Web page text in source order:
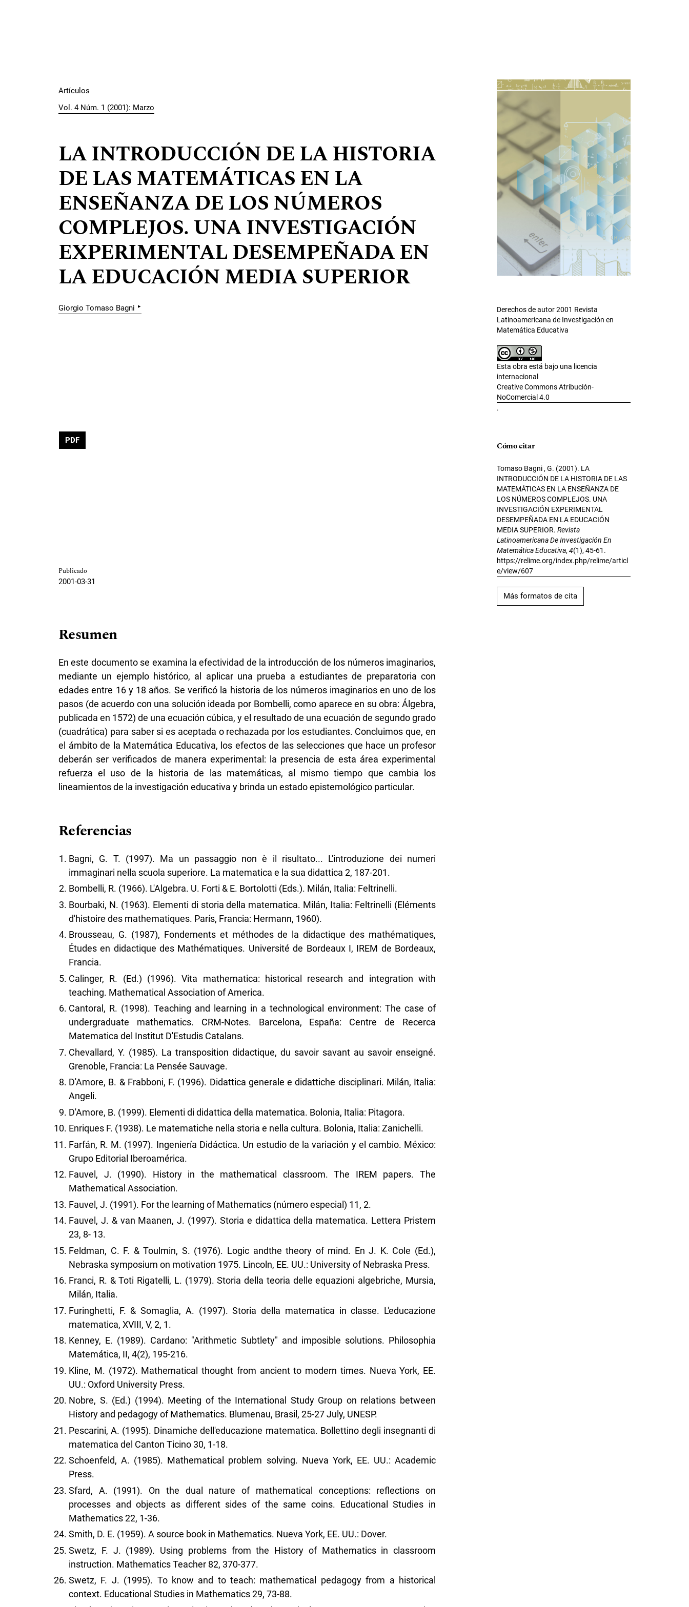
Artículos
Vol. 4 Núm. 1 (2001): Marzo
LA INTRODUCCIÓN DE LA HISTORIA
DE LAS MATEMÁTICAS EN LA
ENSEÑANZA DE LOS NÚMEROS
COMPLEJOS. UNA INVESTIGACIÓN
EXPERIMENTAL DESEMPEÑADA EN
LA EDUCACIÓN MEDIA SUPERIOR
Giorgio Tomaso Bagni ▸
PDF
Publicado
2001-03-31
Resumen
En este documento se examina la efectividad de la introducción de los números imaginarios,
mediante un ejemplo histórico, al aplicar una prueba a estudiantes de preparatoria con
edades entre 16 y 18 años. Se verificó la historia de los números imaginarios en uno de los
pasos (de acuerdo con una solución ideada por Bombelli, como aparece en su obra: Álgebra,
publicada en 1572) de una ecuación cúbica, y el resultado de una ecuación de segundo grado
(cuadrática) para saber si es aceptada o rechazada por los estudiantes. Concluimos que, en
el ámbito de la Matemática Educativa, los efectos de las selecciones que hace un profesor
deberán ser verificados de manera experimental: la presencia de esta área experimental
refuerza el uso de la historia de las matemáticas, al mismo tiempo que cambia los
lineamientos de la investigación educativa y brinda un estado epistemológico particular.
Referencias
Bagni, G. T. (1997). Ma un passaggio non è il risultato... L'introduzione dei numeri
immaginari nella scuola superiore. La matematica e la sua didattica 2, 187-201.
Bombelli, R. (1966). L'Algebra. U. Forti & E. Bortolotti (Eds.). Milán, Italia: Feltrinelli.
Bourbaki, N. (1963). Elementi di storia della matematica. Milán, Italia: Feltrinelli (Eléments
d'histoire des mathematiques. París, Francia: Hermann, 1960).
Brousseau, G. (1987), Fondements et méthodes de la didactique des mathématiques,
Études en didactique des Mathématiques. Université de Bordeaux I, IREM de Bordeaux,
Francia.
Calinger, R. (Ed.) (1996). Vita mathematica: historical research and integration with
teaching. Mathematical Association of America.
Cantoral, R. (1998). Teaching and learning in a technological environment: The case of
undergraduate mathematics. CRM-Notes. Barcelona, España: Centre de Recerca
Matematica del Institut D'Estudis Catalans.
Chevallard, Y. (1985). La transposition didactique, du savoir savant au savoir enseigné.
Grenoble, Francia: La Pensée Sauvage.
D'Amore, B. & Frabboni, F. (1996). Didattica generale e didattiche disciplinari. Milán, Italia:
Angeli.
D'Amore, B. (1999). Elementi di didattica della matematica. Bolonia, Italia: Pitagora.
Enriques F. (1938). Le matematiche nella storia e nella cultura. Bolonia, Italia: Zanichelli.
Farfán, R. M. (1997). Ingeniería Didáctica. Un estudio de la variación y el cambio. México:
Grupo Editorial Iberoamérica.
Fauvel, J. (1990). History in the mathematical classroom. The IREM papers. The
Mathematical Association.
Fauvel, J. (1991). For the learning of Mathematics (número especial) 11, 2.
Fauvel, J. & van Maanen, J. (1997). Storia e didattica della matematica. Lettera Pristem
23, 8- 13.
Feldman, C. F. & Toulmin, S. (1976). Logic andthe theory of mind. En J. K. Cole (Ed.),
Nebraska symposium on motivation 1975. Lincoln, EE. UU.: University of Nebraska Press.
Franci, R. & Toti Rigatelli, L. (1979). Storia della teoria delle equazioni algebriche, Mursia,
Milán, Italia.
Furinghetti, F. & Somaglia, A. (1997). Storia della matematica in classe. L'educazione
matematica, XVIII, V, 2, 1.
Kenney, E. (1989). Cardano: "Arithmetic Subtlety" and imposible solutions. Philosophia
Matemática, II, 4(2), 195-216.
Kline, M. (1972). Mathematical thought from ancient to modern times. Nueva York, EE.
UU.: Oxford University Press.
Nobre, S. (Ed.) (1994). Meeting of the International Study Group on relations between
History and pedagogy of Mathematics. Blumenau, Brasil, 25-27 July, UNESP.
Pescarini, A. (1995). Dinamiche dell'educazione matematica. Bollettino degli insegnanti di
matematica del Canton Ticino 30, 1-18.
Schoenfeld, A. (1985). Mathematical problem solving. Nueva York, EE. UU.: Academic
Press.
Sfard, A. (1991). On the dual nature of mathematical conceptions: reflections on
processes and objects as different sides of the same coins. Educational Studies in
Mathematics 22, 1-36.
Smith, D. E. (1959). A source book in Mathematics. Nueva York, EE. UU.: Dover.
Swetz, F. J. (1989). Using problems from the History of Mathematics in classroom
instruction. Mathematics Teacher 82, 370-377.
Swetz, F. J. (1995). To know and to teach: mathematical pedagogy from a historical
context. Educational Studies in Mathematics 29, 73-88.
Imagen de portada
Derechos de autor 2001 Revista
Latinoamericana de Investigación en
Matemática Educativa
Esta obra está bajo una licencia
internacional
Creative Commons Atribución-
NoComercial 4.0
.
Cómo citar
Tomaso Bagni , G. (2001). LA
INTRODUCCIÓN DE LA HISTORIA DE LAS
MATEMÁTICAS EN LA ENSEÑANZA DE
LOS NÚMEROS COMPLEJOS. UNA
INVESTIGACIÓN EXPERIMENTAL
DESEMPEÑADA EN LA EDUCACIÓN
MEDIA SUPERIOR. Revista
Latinoamericana De Investigación En
Matemática Educativa, 4(1), 45-61.
https://relime.org/index.php/relime/articl
e/view/607
Más formatos de cita